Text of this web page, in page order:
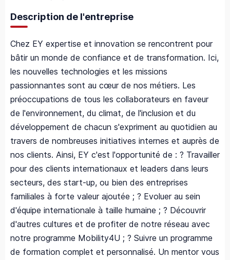
Description de l'entreprise
Chez EY expertise et innovation se rencontrent pour
bâtir un monde de confiance et de transformation. Ici,
les nouvelles technologies et les missions
passionnantes sont au cœur de nos métiers. Les
préoccupations de tous les collaborateurs en faveur
de l'environnement, du climat, de l'inclusion et du
développement de chacun s'expriment au quotidien au
travers de nombreuses initiatives internes et auprès de
nos clients. Ainsi, EY c'est l'opportunité de : ? Travailler
pour des clients internationaux et leaders dans leurs
secteurs, des start-up, ou bien des entreprises
familiales à forte valeur ajoutée ; ? Evoluer au sein
d'équipe internationale à taille humaine ; ? Découvrir
d'autres cultures et de profiter de notre réseau avec
notre programme Mobility4U ; ? Suivre un programme
de formation complet et personnalisé. Un mentor vous